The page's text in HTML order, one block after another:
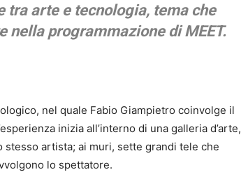
tra arte e tecnologia, tema che
nella programmazione di MEET.
nel quale Fabio Giampietro coinvolge il
inizia all’interno di una galleria d’arte,
stesso artista; ai muri, sette grandi tele che
lo spettatore.